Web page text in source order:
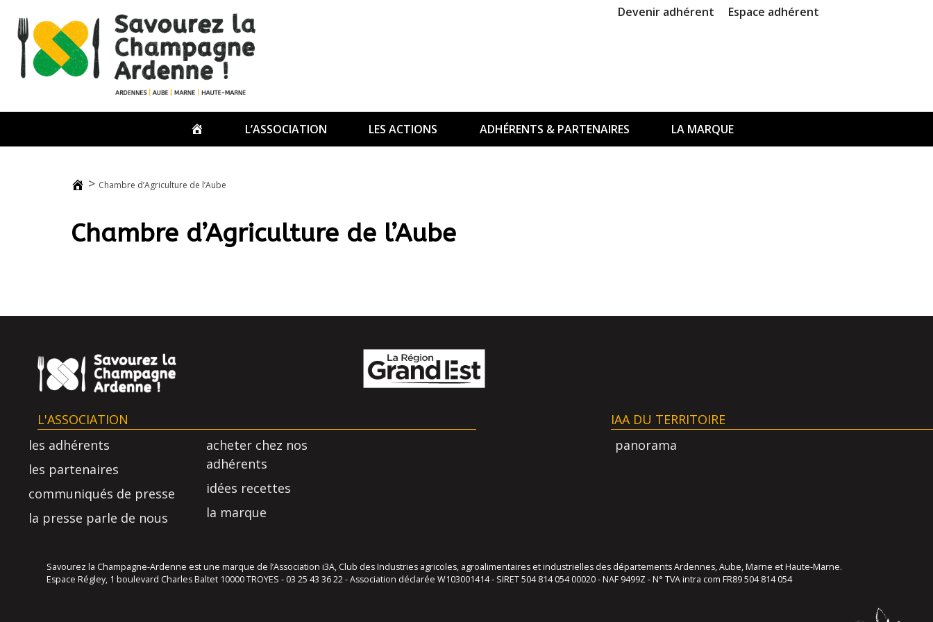
contenu
Devenir adhérent Espace adhérent
ACCUEIL L’ASSOCIATION LES ACTIONS ADHÉRENTS & PARTENAIRES LA MARQUE
> Chambre d’Agriculture de l’Aube
Chambre d’Agriculture de l’Aube
L'ASSOCIATION
IAA DU TERRITOIRE
les adhérents
les partenaires
communiqués de presse
la presse parle de nous
acheter chez nos
adhérents
idées recettes
la marque
panorama
Savourez la Champagne-Ardenne est une marque de l’Association i3A, Club des Industries agricoles, agroalimentaires et industrielles des départements Ardennes, Aube, Marne et Haute-Marne.
Espace Régley, 1 boulevard Charles Baltet 10000 TROYES - 03 25 43 36 22 - Association déclarée W103001414 - SIRET 504 814 054 00020 - NAF 9499Z - N° TVA intra com FR89 504 814 054